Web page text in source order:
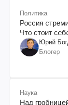
Политика
Россия
Что стоит
Юрий
Блогер
Наука
Над